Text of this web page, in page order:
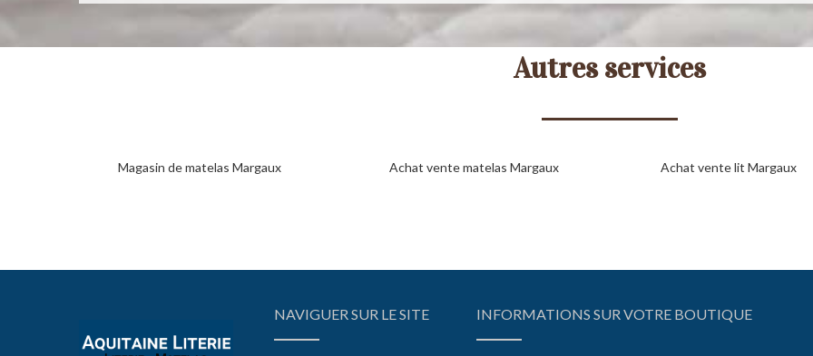
Autres services
Magasin de matelas Margaux Achat vente matelas Margaux Achat vente lit Margaux
NAVIGUER SUR LE SITE INFORMATIONS SUR VOTRE BOUTIQUE